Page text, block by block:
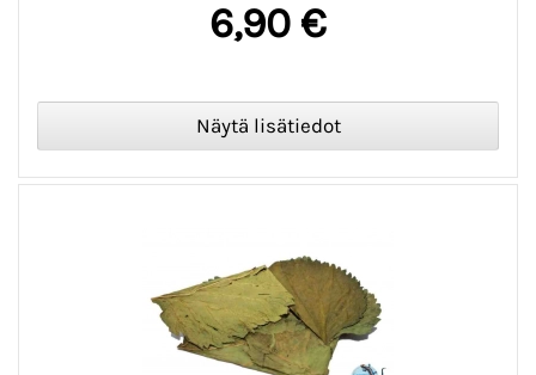
6,90 €